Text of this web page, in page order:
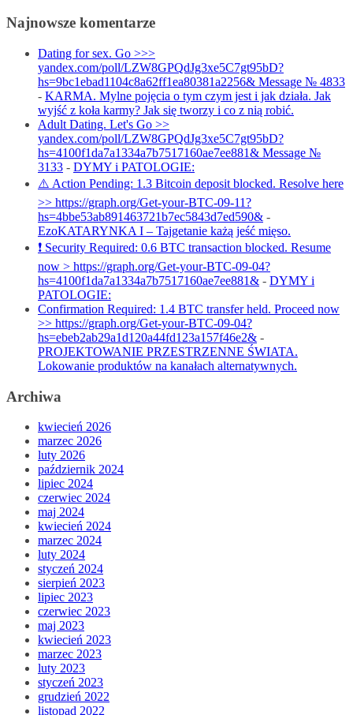
Najnowsze komentarze
Dating for sex. Go >>>
yandex.com/poll/LZW8GPQdJg3xe5C7gt95bD?
hs=9bc1ebad1104c8a62ff1ea80381a2256& Message № 4833
- KARMA. Mylne pojęcia o tym czym jest i jak działa. Jak
wyjść z koła karmy? Jak się tworzy i co z nią robić.
Adult Dating. Let's Go >>
yandex.com/poll/LZW8GPQdJg3xe5C7gt95bD?
hs=4100f1da7a1334a7b7517160ae7ee881& Message №
3133 - DYMY i PATOLOGIE:
⚠️ Action Pending: 1.3 Bitcoin deposit blocked. Resolve here
>> https://graph.org/Get-your-BTC-09-11?
hs=4bbe53ab891463721b7ec5843d7ed590& -
EzoKATARYNKA I – Tajgetanie każą jeść mięso.
❗ Security Required: 0.6 BTC transaction blocked. Resume
now > https://graph.org/Get-your-BTC-09-04?
hs=4100f1da7a1334a7b7517160ae7ee881& - DYMY i
PATOLOGIE:
Confirmation Required: 1.4 BTC transfer held. Proceed now
>> https://graph.org/Get-your-BTC-09-04?
hs=ebeb2ab29a1d120a44fd123a157f46e2& -
PROJEKTOWANIE PRZESTRZENNE ŚWIATA.
Lokowanie produktów na kanałach alternatywnych.
Archiwa
kwiecień 2026
marzec 2026
luty 2026
październik 2024
lipiec 2024
czerwiec 2024
maj 2024
kwiecień 2024
marzec 2024
luty 2024
styczeń 2024
sierpień 2023
lipiec 2023
czerwiec 2023
maj 2023
kwiecień 2023
marzec 2023
luty 2023
styczeń 2023
grudzień 2022
listopad 2022